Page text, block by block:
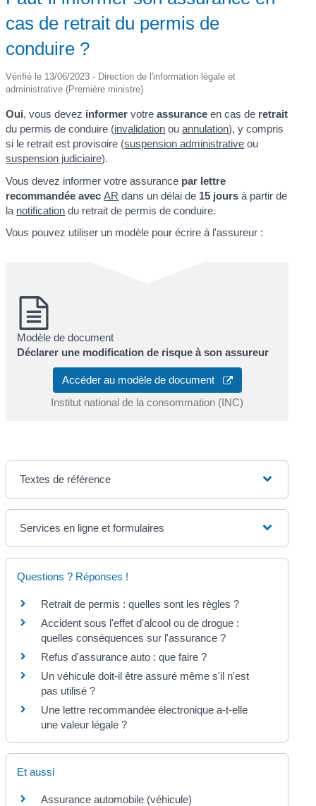
cas de retrait du permis de
conduire ?
Vérifié le 13/06/2023 - Direction de l'information légale et
administrative (Première ministre)
Oui, vous devez informer votreassurance en cas de retrait
du permis de conduire (invalidation ouannulation), y compris
si le retrait est provisoire (suspension administrative ou
suspension judiciaire).
Vous devez informer votre assurance par lettre
recommandée avecAR dans un délai de 15 jours à partir de
la notification du retrait de permis de conduire.
Vous pouvez utiliser un modèle pour écrire à l'assureur :
Modèle de document
Déclarer une modification de risque à son assureur
Accéder au modèle de document
Institut national de la consommation (INC)
Textes de référence
Services en ligne et formulaires
Questions ? Réponses !
Retrait de permis : quelles sont les règles ?
Accident sous l'effet d'alcool ou de drogue :
quelles conséquences sur l'assurance ?
Refus d'assurance auto : que faire ?
Un véhicule doit-il être assuré même s'il n'est
pas utilisé ?
Une lettre recommandée électronique a-t-elle
une valeur légale ?
Et aussi
Assurance automobile (véhicule)